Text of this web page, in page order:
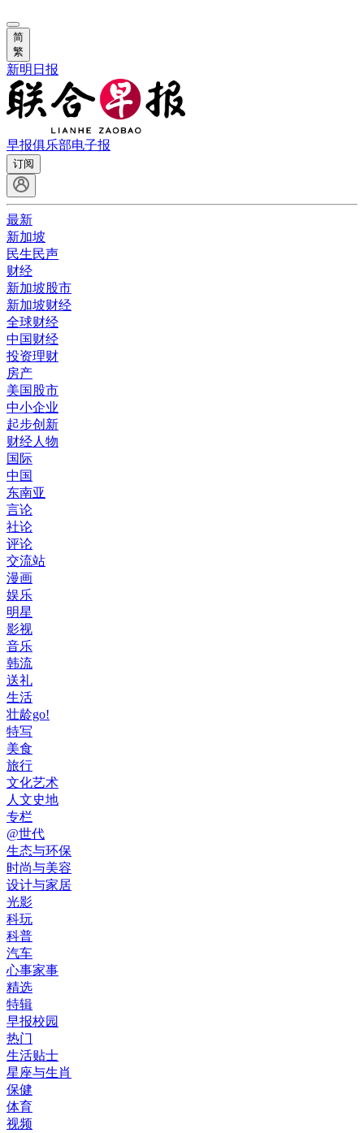
简
繁
新明日报
早报俱乐部电子报
订阅
最新
新加坡
民生民声
财经
新加坡股市
新加坡财经
全球财经
中国财经
投资理财
房产
美国股市
中小企业
起步创新
财经人物
国际
中国
东南亚
言论
社论
评论
交流站
漫画
娱乐
明星
影视
音乐
韩流
送礼
生活
壮龄go!
特写
美食
旅行
文化艺术
人文史地
专栏
@世代
生态与环保
时尚与美容
设计与家居
光影
科玩
科普
汽车
心事家事
精选
特辑
早报校园
热门
生活贴士
星座与生肖
保健
体育
视频